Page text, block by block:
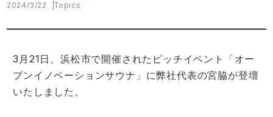
2024/3/22 Topics
3月21日、浜松市で開催されたピッチイベント「オー
プンイノベーションサウナ」に弊社代表の宮脇が登壇
いたしました。